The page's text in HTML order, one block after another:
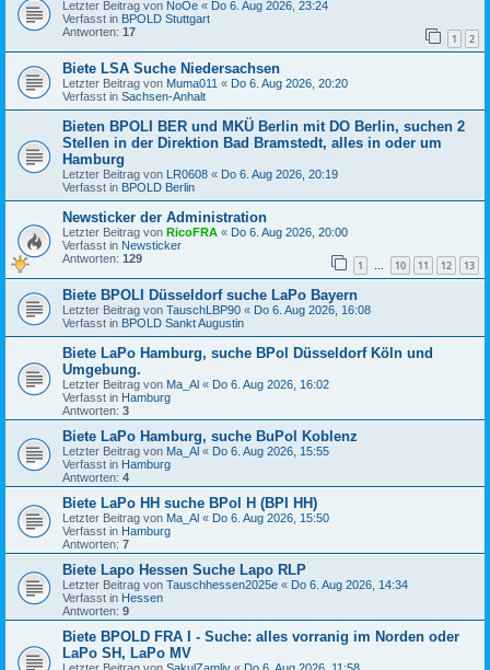
Letzter Beitrag von NoOe « Do 6. Aug 2026, 23:24
Verfasst in BPOLD Stuttgart
Antworten: 17 1 2
Biete LSA Suche Niedersachsen
Letzter Beitrag von Muma011 « Do 6. Aug 2026, 20:20
Verfasst in Sachsen-Anhalt
Bieten BPOLI BER und MKÜ Berlin mit DO Berlin, suchen 2
Stellen in der Direktion Bad Bramstedt, alles in oder um
Hamburg
Letzter Beitrag von LR0608 « Do 6. Aug 2026, 20:19
Verfasst in BPOLD Berlin
Newsticker der Administration
Letzter Beitrag von RicoFRA « Do 6. Aug 2026, 20:00
Verfasst in Newsticker
Antworten: 129 1 … 10 11 12 13
Biete BPOLI Düsseldorf suche LaPo Bayern
Letzter Beitrag von TauschLBP90 « Do 6. Aug 2026, 16:08
Verfasst in BPOLD Sankt Augustin
Biete LaPo Hamburg, suche BPol Düsseldorf Köln und
Umgebung.
Letzter Beitrag von Ma_Al « Do 6. Aug 2026, 16:02
Verfasst in Hamburg
Antworten: 3
Biete LaPo Hamburg, suche BuPol Koblenz
Letzter Beitrag von Ma_Al « Do 6. Aug 2026, 15:55
Verfasst in Hamburg
Antworten: 4
Biete LaPo HH suche BPol H (BPI HH)
Letzter Beitrag von Ma_Al « Do 6. Aug 2026, 15:50
Verfasst in Hamburg
Antworten: 7
Biete Lapo Hessen Suche Lapo RLP
Letzter Beitrag von Tauschhessen2025e « Do 6. Aug 2026, 14:34
Verfasst in Hessen
Antworten: 9
Biete BPOLD FRA I - Suche: alles vorranig im Norden oder
LaPo SH, LaPo MV